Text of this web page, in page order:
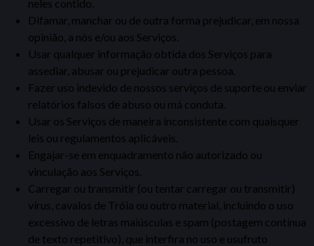
neles contido.
Difamar, manchar ou de outra forma prejudicar, em nossa
opinião, a nós e/ou aos Serviços.
Usar qualquer informação obtida dos Serviços para
assediar, abusar ou prejudicar outra pessoa.
Fazer uso indevido de nossos serviços de suporte ou enviar
relatórios falsos de abuso ou má conduta.
Usar os Serviços de maneira inconsistente com quaisquer
leis ou regulamentos aplicáveis.
Engajar-se em enquadramento não autorizado ou
vinculação aos Serviços.
Carregar ou transmitir (ou tentar carregar ou transmitir)
vírus, cavalos de Tróia ou outro material, incluindo o uso
excessivo de letras maiúsculas e spam (postagem contínua
de texto repetitivo), que interfira no uso e usufruto